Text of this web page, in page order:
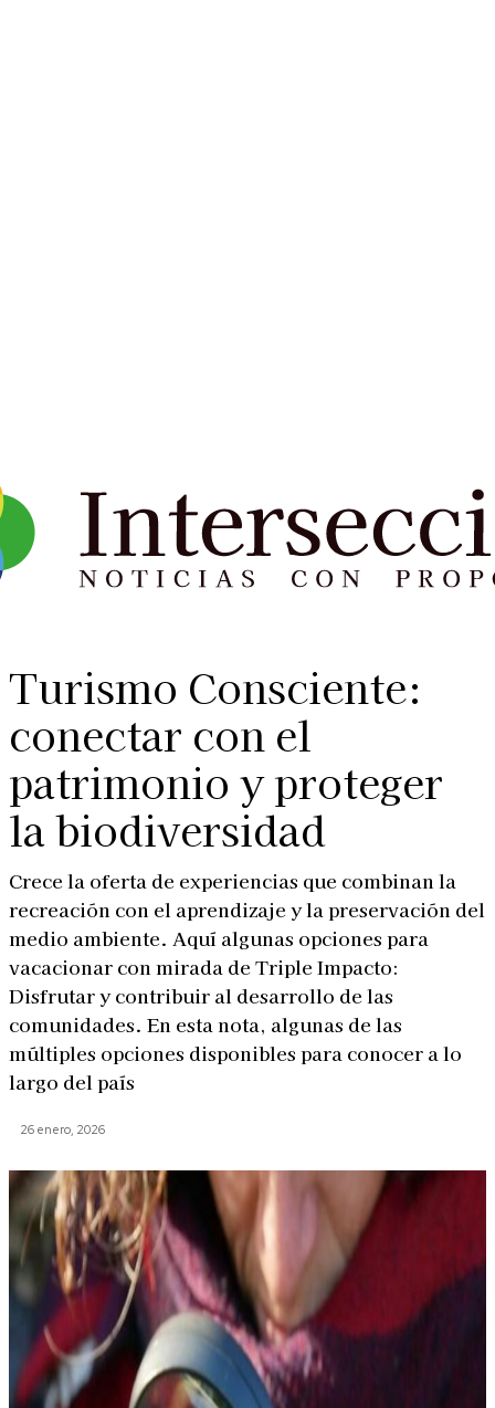
Turismo Consciente:
conectar con el
patrimonio y proteger
la biodiversidad
Crece la oferta de experiencias que combinan la
recreación con el aprendizaje y la preservación del
medio ambiente. Aquí algunas opciones para
vacacionar con mirada de Triple Impacto:
Disfrutar y contribuir al desarrollo de las
comunidades. En esta nota, algunas de las
múltiples opciones disponibles para conocer a lo
largo del país
26 enero, 2026